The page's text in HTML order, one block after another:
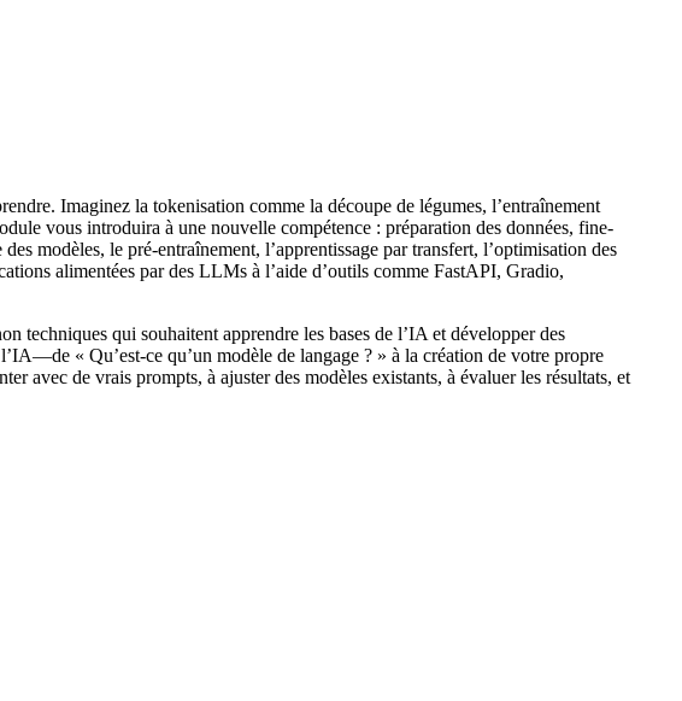
Imaginez la tokenisation comme la découpe de légumes, l’entraînement
vous introduira à une nouvelle compétence : préparation des données, fine-
modèles, le pré-entraînement, l’apprentissage par transfert, l’optimisation des
alimentées par des LLMs à l’aide d’outils comme FastAPI, Gradio,
techniques qui souhaitent apprendre les bases de l’IA et développer des
« Qu’est-ce qu’un modèle de langage ? » à la création de votre propre
avec de vrais prompts, à ajuster des modèles existants, à évaluer les résultats, et